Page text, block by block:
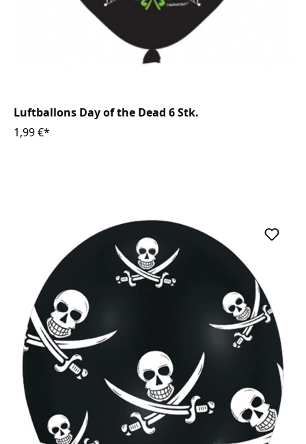
Luftballons Day of the Dead 6 Stk.
1,99 €*